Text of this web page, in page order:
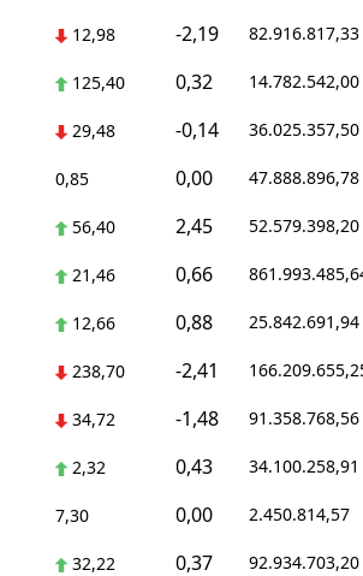
12,98 -2,19 82.916.817,33
125,40 0,32 14.782.542,00
29,48 -0,14 36.025.357,50
0,85 0,00 47.888.896,78
56,40 2,45 52.579.398,20
21,46 0,66
12,66 0,88 25.842.691,94
238,70 -2,41
34,72 -1,48 91.358.768,56
2,32 0,43 34.100.258,91
7,30 0,00 2.450.814,57
32,22 0,37 92.934.703,20